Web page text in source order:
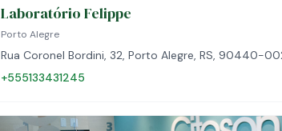
Laboratório Felippe
Porto Alegre
Rua Coronel Bordini, 32, Porto Alegre, RS, 90440-
+555133431245